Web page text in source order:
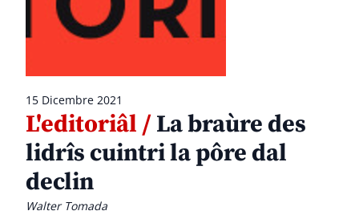
15 Dicembre 2021
L'editoriâl /La braùre des
lidrîs cuintri la pôre dal
declin
Walter Tomada